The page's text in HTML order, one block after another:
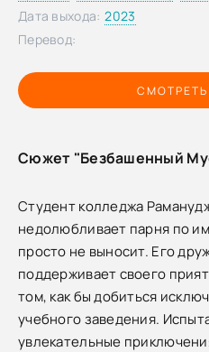
Дата выхода: 2023
Перевод:
Сюжет "Безбашенный
Студент колледжа
недолюбливает парня по
просто не выносит. Его
поддерживает своего
том, как бы добиться
учебного заведения.
увлекательные